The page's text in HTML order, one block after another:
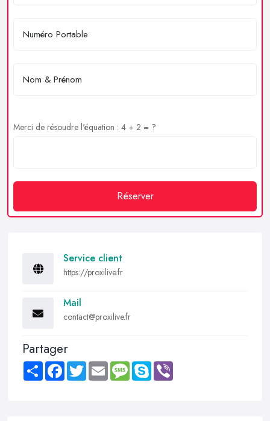
Merci de résoudre l'équation : 4 + 2 = ?
Réserver
Service client
https://proxilive.fr
Mail
contact@proxilive.fr
Partager
Share FacebookTwitter Email MessageSkype